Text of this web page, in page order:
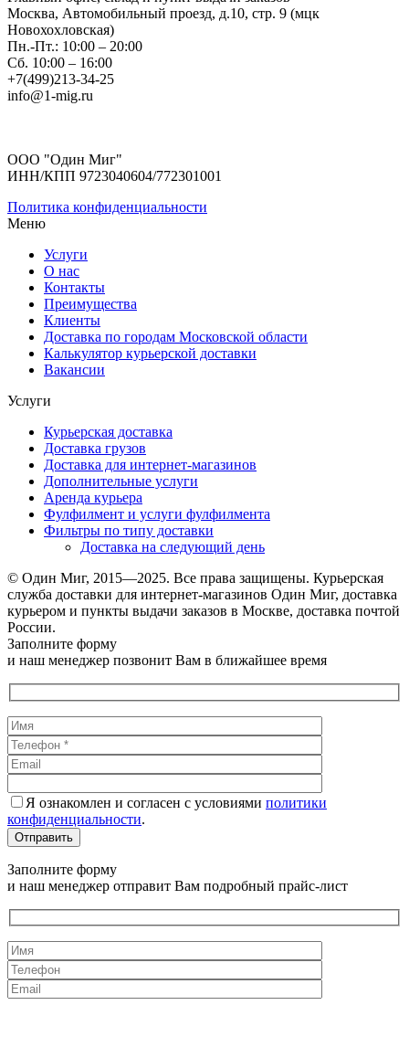
Москва, Автомобильный проезд, д.10, стр. 9 (мцк
Новохохловская)
Пн.-Пт.: 10:00 – 20:00
Сб. 10:00 – 16:00
+7(499)213-34-25
info@1-mig.ru
ООО "Один Миг"
ИНН/КПП 9723040604/772301001
Политика конфиденциальности
Меню
Услуги
О нас
Контакты
Преимущества
Клиенты
Доставка по городам Московской области
Калькулятор курьерской доставки
Вакансии
Услуги
Курьерская доставка
Доставка грузов
Доставка для интернет-магазинов
Дополнительные услуги
Аренда курьера
Фулфилмент и услуги фулфилмента
Фильтры по типу доставки
Доставка на следующий день
© Один Миг, 2015—2025. Все права защищены. Курьерская
служба доставки для интернет-магазинов Один Миг, доставка
курьером и пункты выдачи заказов в Москве, доставка почтой
России.
Заполните форму
и наш менеджер позвонит Вам в ближайшее время
Я ознакомлен и согласен с условиями политики
конфиденциальности.
Заполните форму
и наш менеджер отправит Вам подробный прайс-лист